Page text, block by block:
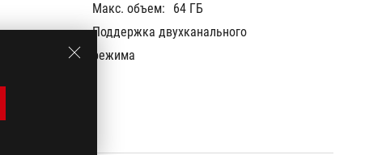
Макс. объем:
64 ГБ
Поддержка двухканального
режима